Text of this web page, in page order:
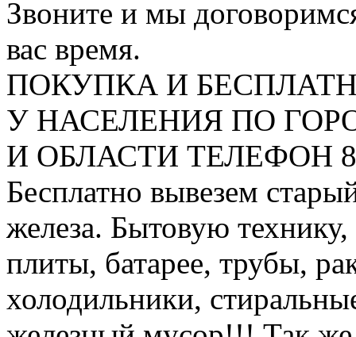
Звоните и мы
вас время.
ПОКУПКА И
У НАСЕЛЕНИЯ ПО
И ОБЛАСТИ ТЕЛЕФОН 8
Бесплатно вывезем
железа. Бытовую
плиты, батарее, трубы,
холодильники,